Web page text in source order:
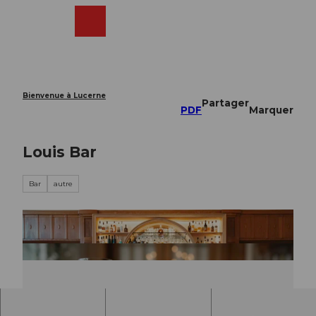
Bienvenue à Lucerne
PDF
Partager
Marquer
Louis Bar
Bar autre